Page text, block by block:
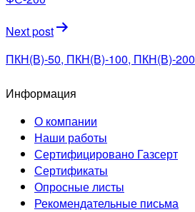
Next post
ПКН(В)-50, ПКН(В)-100, ПКН(В)-200
Информация
О компании
Наши работы
Сертифицировано Газсерт
Сертификаты
Опросные листы
Рекомендательные письма